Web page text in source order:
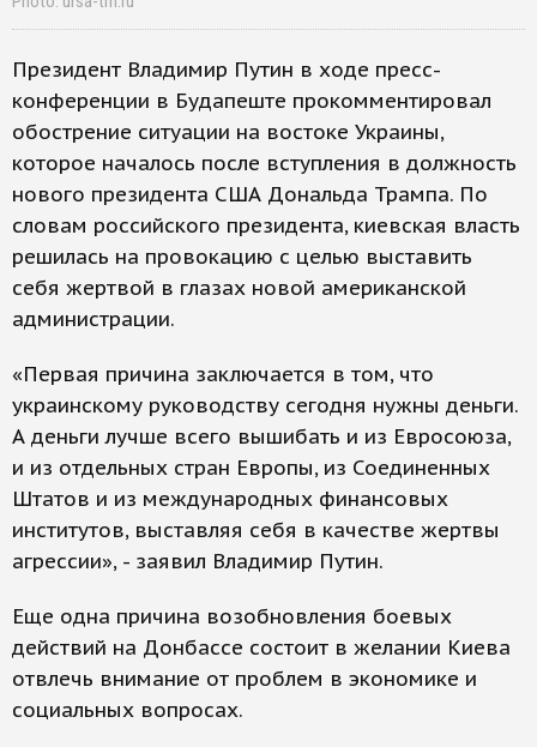
Президент Владимир Путин в ходе пресс-
конференции в Будапеште прокомментировал
обострение ситуации на востоке Украины,
которое началось после вступления в должность
нового президента США Дональда Трампа. По
словам российского президента, киевская власть
решилась на провокацию с целью выставить
себя жертвой в глазах новой американской
администрации.
«Первая причина заключается в том, что
украинскому руководству сегодня нужны деньги.
А деньги лучше всего вышибать и из Евросоюза,
и из отдельных стран Европы, из Соединенных
Штатов и из международных финансовых
институтов, выставляя себя в качестве жертвы
агрессии», - заявил Владимир Путин.
Еще одна причина возобновления боевых
действий на Донбассе состоит в желании Киева
отвлечь внимание от проблем в экономике и
социальных вопросах.